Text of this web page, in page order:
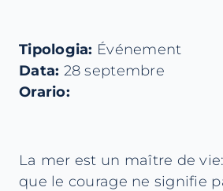
Tipologia: Événement
Data: 28 septembre
Orario:
La mer est un maître de
que le courage ne signifie